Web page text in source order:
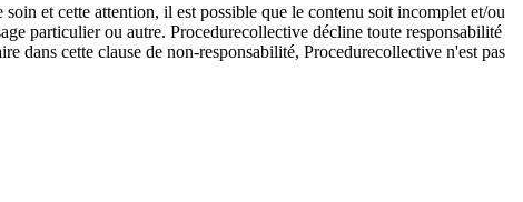
et cette attention, il est possible que le contenu soit incomplet et/ou
particulier ou autre. Procedurecollective décline toute responsabilité
dans cette clause de non-responsabilité, Procedurecollective n'est pas